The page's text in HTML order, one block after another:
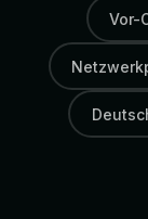
Vor-